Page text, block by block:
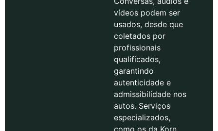
vídeos podem ser
usados, desde que
coletados por
profissionais
qualificados,
garantindo
autenticidade e
admissibilidade nos
autos. Serviços
especializados,
como os da Korn